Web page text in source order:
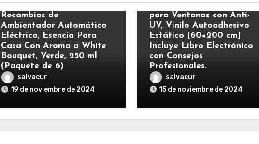
Air Wick Eléctrico –
Recambios de
Ambientador Automático
Eléctrico, Esencia Para
Casa Con Aroma a White
Bouquet, Verde, 250 ml
(Paquete de 6)
salvacur
19 de noviembre de 2024
MARAPON® Vinilo Opaco
para Ventanas con Anti-
UV, Vinilo Autoadhesivo
Estático [60×200 cm]
Incluye Libro Electrónico
con Consejos
Profesionales.
salvacur
15 de noviembre de 2024